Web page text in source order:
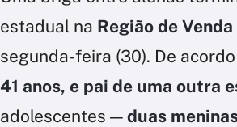
estadual na Região de
segunda-feira (30). De
41 anos, e pai de uma outra
adolescentes — duas